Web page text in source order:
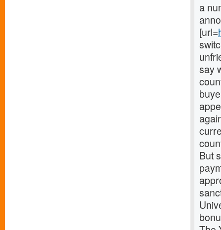
a
[url=
say
But